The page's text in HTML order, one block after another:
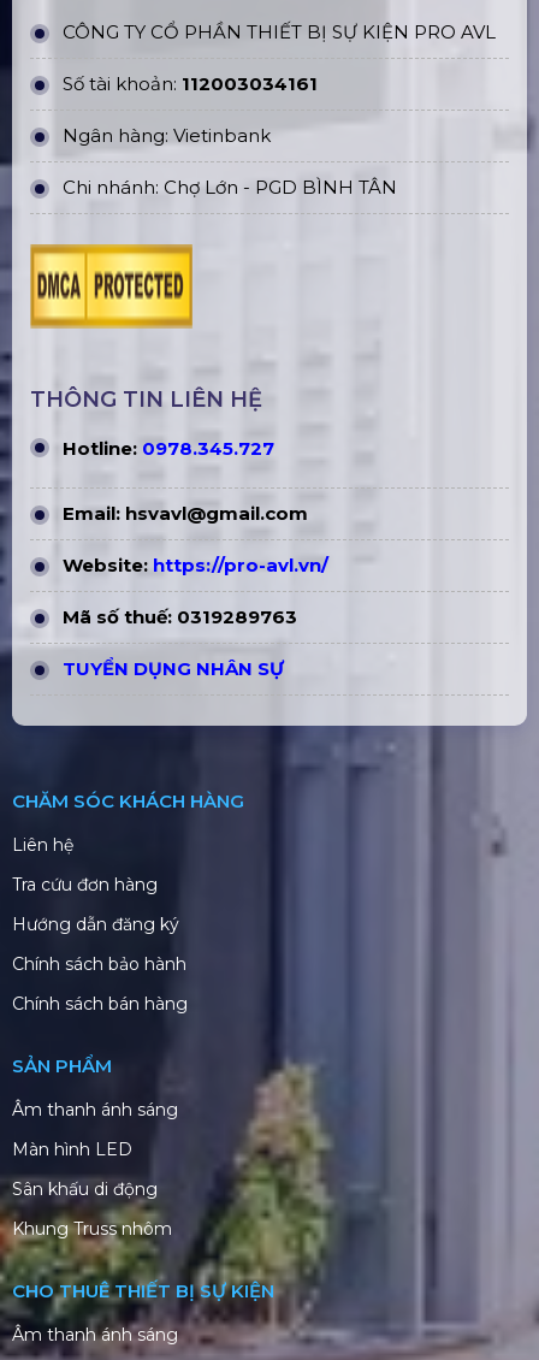
CÔNG TY CỔ PHẦN THIẾT BỊ SỰ KIỆN PRO AVL
Số tài khoản: 112003034161
Ngân hàng: Vietinbank
Chi nhánh: Chợ Lớn - PGD BÌNH TÂN
THÔNG TIN LIÊN HỆ
Hotline: 0978.345.727
Email: hsvavl@gmail.com
Website: https://pro-avl.vn/
Mã số thuế: 0319289763
TUYỂN DỤNG NHÂN SỰ
CHĂM SÓC KHÁCH HÀNG
Liên hệ
Tra cứu đơn hàng
Hướng dẫn đăng ký
Chính sách bảo hành
Chính sách bán hàng
SẢN PHẨM
Âm thanh ánh sáng
Màn hình LED
Sân khấu di động
Khung Truss nhôm
CHO THUÊ THIẾT BỊ SỰ KIỆN
Âm thanh ánh sáng